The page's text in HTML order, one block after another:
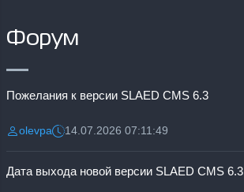
Форум
Пожелания к версии SLAED CMS 6.3
Разместил:
olevpaДата:14.07.2026 07:11:49
Дата выхода новой версии SLAED CMS 6.3